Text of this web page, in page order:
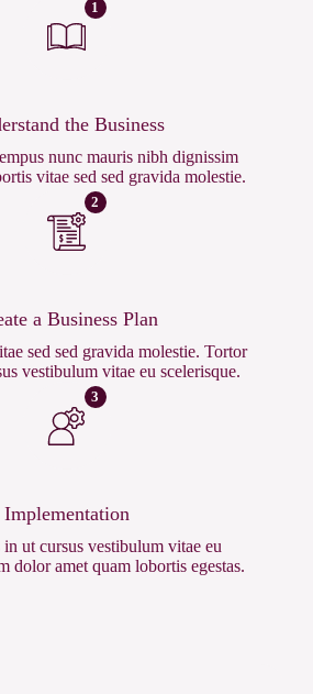
1
the Business
nunc mauris nibh dignissim
vitae sed sed gravida molestie.
2
a Business Plan
sed sed gravida molestie. Tortor
vestibulum vitae eu scelerisque.
3
Implementation
ut cursus vestibulum vitae eu
dolor amet quam lobortis egestas.